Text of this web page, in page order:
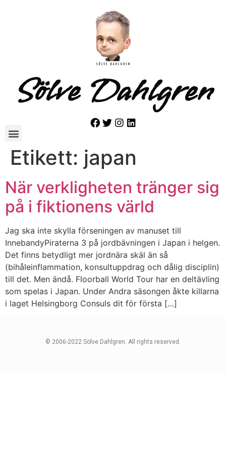
Sölve Dahlgren
Etikett: japan
När verkligheten tränger sig
på i fiktionens värld
Jag ska inte skylla förseningen av manuset till
InnebandyPiraterna 3 på jordbävningen i Japan i helgen.
Det finns betydligt mer jordnära skäl än så
(bihåleinflammation, konsultuppdrag och dålig disciplin)
till det. Men ändå. Floorball World Tour har en deltävling
som spelas i Japan. Under Andra säsongen åkte killarna
i laget Helsingborg Consuls dit för första […]
© 2006-2022 Sölve Dahlgren. All rights reserved.